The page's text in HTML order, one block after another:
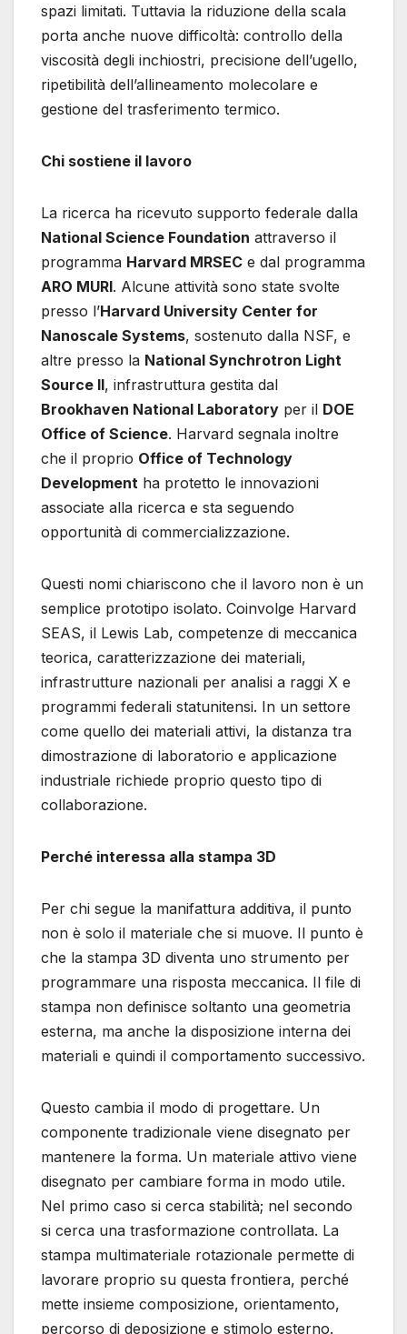
spazi limitati. Tuttavia la riduzione della scala
porta anche nuove difficoltà: controllo della
viscosità degli inchiostri, precisione dell’ugello,
ripetibilità dell’allineamento molecolare e
gestione del trasferimento termico.
Chi sostiene il lavoro
La ricerca ha ricevuto supporto federale dalla
National Science Foundation attraverso il
programma Harvard MRSEC e dal programma
ARO MURI. Alcune attività sono state svolte
presso l’Harvard University Center for
Nanoscale Systems, sostenuto dalla NSF, e
altre presso la National Synchrotron Light
Source II, infrastruttura gestita dal
Brookhaven National Laboratory per il DOE
Office of Science. Harvard segnala inoltre
che il proprio Office of Technology
Development ha protetto le innovazioni
associate alla ricerca e sta seguendo
opportunità di commercializzazione.
Questi nomi chiariscono che il lavoro non è un
semplice prototipo isolato. Coinvolge Harvard
SEAS, il Lewis Lab, competenze di meccanica
teorica, caratterizzazione dei materiali,
infrastrutture nazionali per analisi a raggi X e
programmi federali statunitensi. In un settore
come quello dei materiali attivi, la distanza tra
dimostrazione di laboratorio e applicazione
industriale richiede proprio questo tipo di
collaborazione.
Perché interessa alla stampa 3D
Per chi segue la manifattura additiva, il punto
non è solo il materiale che si muove. Il punto è
che la stampa 3D diventa uno strumento per
programmare una risposta meccanica. Il file di
stampa non definisce soltanto una geometria
esterna, ma anche la disposizione interna dei
materiali e quindi il comportamento successivo.
Questo cambia il modo di progettare. Un
componente tradizionale viene disegnato per
mantenere la forma. Un materiale attivo viene
disegnato per cambiare forma in modo utile.
Nel primo caso si cerca stabilità; nel secondo
si cerca una trasformazione controllata. La
stampa multimateriale rotazionale permette di
lavorare proprio su questa frontiera, perché
mette insieme composizione, orientamento,
percorso di deposizione e stimolo esterno.